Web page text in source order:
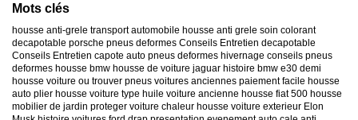
Mots clés
housse anti-grele transport automobile housse anti grele soin colorant
decapotable porsche pneus deformes Conseils Entretien decapotable
Conseils Entretien capote auto pneus deformes hivernage conseils pneus
deformes housse bmw housse de voiture jaguar histoire bmw e30 demi
housse voiture ou trouver pneus voitures anciennes paiement facile housse
auto plier housse voiture type huile voiture ancienne housse fiat 500 housse
mobilier de jardin proteger voiture chaleur housse voiture exterieur Elon